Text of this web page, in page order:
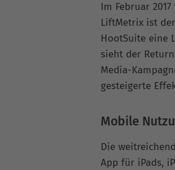
Im Februar
LiftMetrix ist
HootSuite eine
sieht der
Media-
gesteigerte
Mobile
Die
App für iPads,